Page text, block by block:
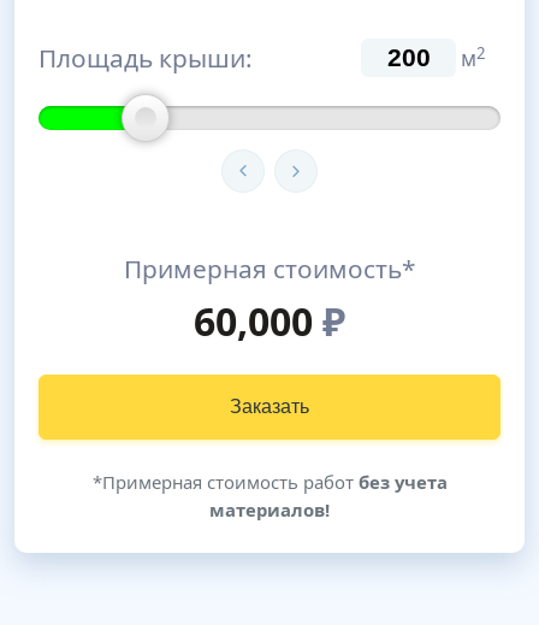
Площадь крыши: м2
Примерная стоимость*
60,000₽
Заказать
*Примерная стоимость работ без учета
материалов!